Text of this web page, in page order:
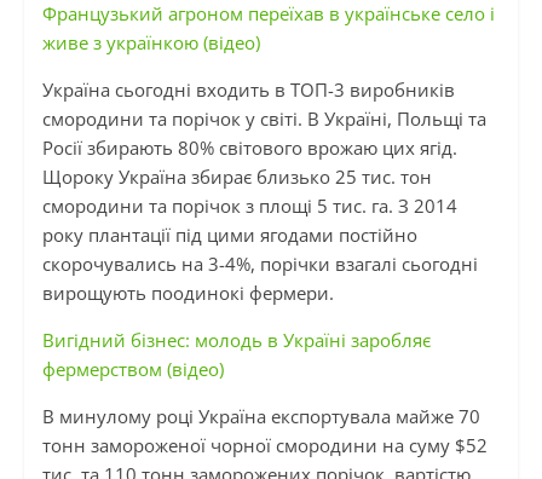
Французький агроном переїхав в українське село і
живе з українкою (відео)
Україна сьогодні входить в ТОП-3 виробників
смородини та порічок у світі. В Україні, Польщі та
Росії збирають 80% світового врожаю цих ягід.
Щороку Україна збирає близько 25 тис. тон
смородини та порічок з площі 5 тис. га. З 2014
року плантації під цими ягодами постійно
скорочувались на 3-4%, порічки взагалі сьогодні
вирощують поодинокі фермери.
Вигідний бізнес: молодь в Україні заробляє
фермерством (відео)
В минулому році Україна експортувала майже 70
тонн замороженої чорної смородини на суму $52